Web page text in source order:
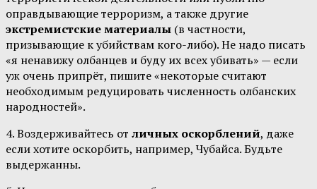
оправдывающие терроризм, а также другие
экстремистские материалы (в частности,
призывающие к убийствам кого-либо). Не надо писать
«я ненавижу олбанцев и буду их всех убивать» — если
уж очень припрёт, пишите «некоторые считают
необходимым редуцировать численность олбанских
народностей».
4. Воздерживайтесь от личных оскорблений, даже
если хотите оскорбить, например, Чубайса. Будьте
выдержанны.